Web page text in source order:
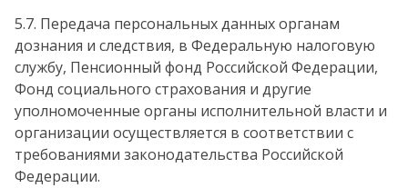
5.7. Передача персональных данных органам
дознания и следствия, в Федеральную налоговую
службу, Пенсионный фонд Российской Федерации,
Фонд социального страхования и другие
уполномоченные органы исполнительной власти и
организации осуществляется в соответствии с
требованиями законодательства Российской
Федерации.